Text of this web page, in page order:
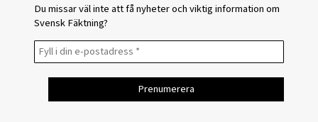
Du missar väl inte att få nyheter och viktig information om
Svensk Fäktning?